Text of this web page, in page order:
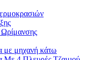
με μηχανή κάτω